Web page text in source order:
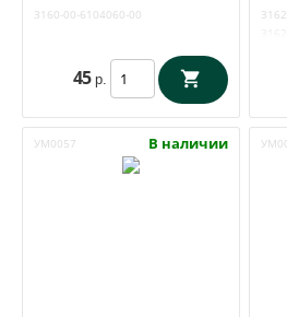
3160-00-6104060-00
45 р.
УМ0057 В наличии